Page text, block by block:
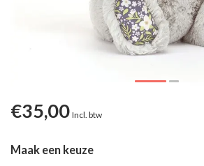
€35,00 Incl. btw
Maak een keuze